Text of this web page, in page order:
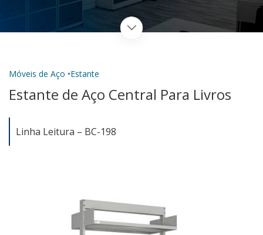
Móveis de Aço •Estante
Estante de Aço Central Para Livros
Linha Leitura – BC-198